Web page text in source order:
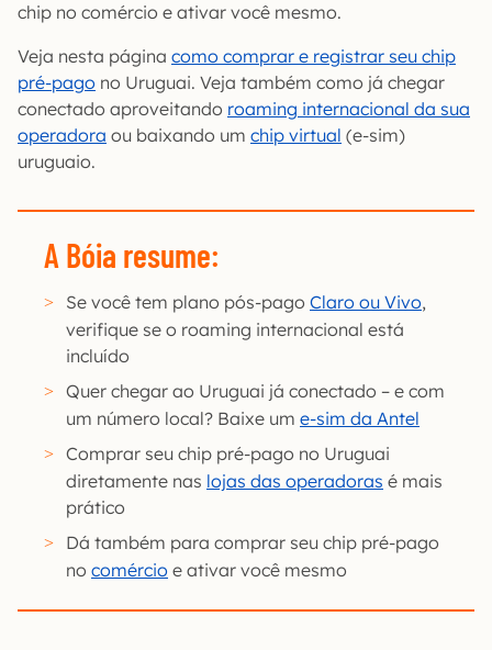
chip no comércio e ativar você mesmo.
Veja nesta página como comprar e registrar seu chip
pré-pago no Uruguai. Veja também como já chegar
conectado aproveitando roaming internacional da sua
operadora ou baixando um chip virtual (e-sim)
uruguaio.
A Bóia resume:
Se você tem plano pós-pago Claro ou Vivo,
verifique se o roaming internacional está
incluído
Quer chegar ao Uruguai já conectado – e com
um número local? Baixe um e-sim da Antel
Comprar seu chip pré-pago no Uruguai
diretamente nas lojas das operadoras é mais
prático
Dá também para comprar seu chip pré-pago
no comércio e ativar você mesmo